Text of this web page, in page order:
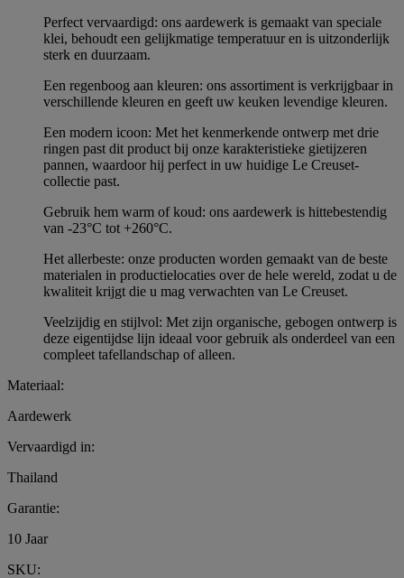
Perfect vervaardigd: ons aardewerk is gemaakt van speciale
klei, behoudt een gelijkmatige temperatuur en is uitzonderlijk
sterk en duurzaam.
Een regenboog aan kleuren: ons assortiment is verkrijgbaar in
verschillende kleuren en geeft uw keuken levendige kleuren.
Een modern icoon: Met het kenmerkende ontwerp met drie
ringen past dit product bij onze karakteristieke gietijzeren
pannen, waardoor hij perfect in uw huidige Le Creuset-
collectie past.
Gebruik hem warm of koud: ons aardewerk is hittebestendig
van -23°C tot +260°C.
Het allerbeste: onze producten worden gemaakt van de beste
materialen in productielocaties over de hele wereld, zodat u de
kwaliteit krijgt die u mag verwachten van Le Creuset.
Veelzijdig en stijlvol: Met zijn organische, gebogen ontwerp is
deze eigentijdse lijn ideaal voor gebruik als onderdeel van een
compleet tafellandschap of alleen.
Materiaal:
Aardewerk
Vervaardigd in:
Thailand
Garantie:
10 Jaar
SKU: